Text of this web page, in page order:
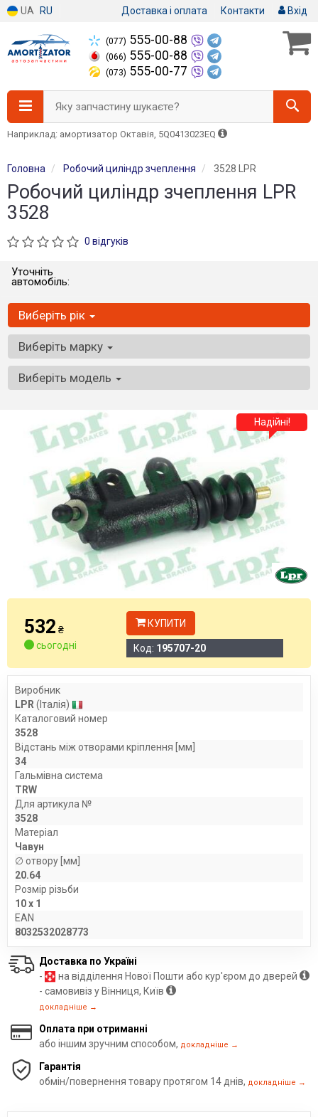
UA RU Доставка і оплата Контакти Вхід
(077) 555-00-88
(066) 555-00-88
(073) 555-00-77
Яку запчастину шукаєте?
Наприклад: амортизатор Октавія, 5Q0413023EQ
Головна Робочий циліндр зчеплення 3528 LPR
Робочий циліндр зчеплення LPR
3528
0 відгуків
Уточніть
автомобіль:
Виберіть рік
Виберіть марку
Виберіть модель
Надійні!
532 ₴
сьогодні
КУПИТИ
Код: 195707-20
Виробник
LPR (Італія)
Каталоговий номер
3528
Відстань між отворами кріплення [мм]
34
Гальмівна система
TRW
Для артикула №
3528
Матеріал
Чавун
∅ отвору [мм]
20.64
Розмір різьби
10 x 1
EAN
8032532028773
Доставка по Україні
-
на відділення Нової Пошти або кур'єром до дверей
- самовивіз у Вінниця, Київ
докладніше →
Оплата при отриманні
або іншим зручним способом, докладніше →
Гарантія
обмін/повернення товару протягом 14 днів, докладніше →